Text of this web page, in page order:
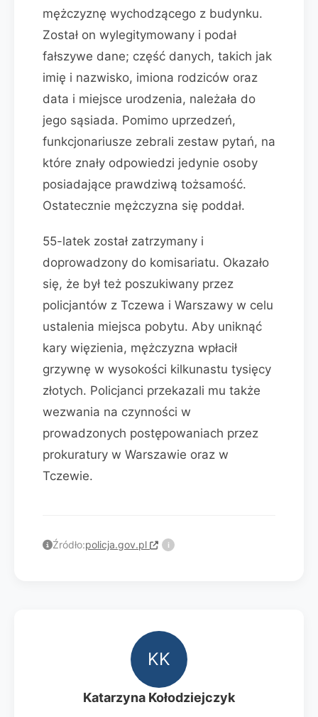
mężczyznę wychodzącego z budynku.
Został on wylegitymowany i podał
fałszywe dane; część danych, takich jak
imię i nazwisko, imiona rodziców oraz
data i miejsce urodzenia, należała do
jego sąsiada. Pomimo uprzedzeń,
funkcjonariusze zebrali zestaw pytań, na
które znały odpowiedzi jedynie osoby
posiadające prawdziwą tożsamość.
Ostatecznie mężczyzna się poddał.
55-latek został zatrzymany i
doprowadzony do komisariatu. Okazało
się, że był też poszukiwany przez
policjantów z Tczewa i Warszawy w celu
ustalenia miejsca pobytu. Aby uniknąć
kary więzienia, mężczyzna wpłacił
grzywnę w wysokości kilkunastu tysięcy
złotych. Policjanci przekazali mu także
wezwania na czynności w
prowadzonych postępowaniach przez
prokuratury w Warszawie oraz w
Tczewie.
Źródło:policja.gov.pl i
KK
Katarzyna Kołodziejczyk